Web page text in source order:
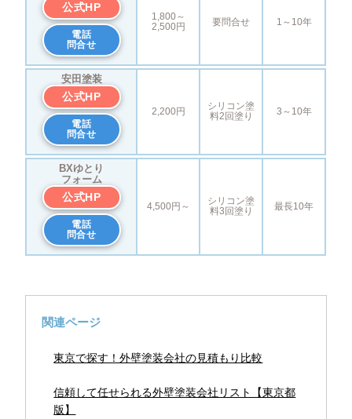
公式HP
電話
問合せ
1,800～
2,500円
要問合せ 1～10年
安田塗装
公式HP
電話
問合せ
2,200円
シリコン塗
料2回塗り
3～10年
BXゆとり
フォーム
公式HP
電話
問合せ
4,500円～
シリコン塗
料3回塗り
最長10年
関連ページ
東京で探す！外壁塗装会社の見積もり比較
信頼して任せられる外壁塗装会社リスト【東京都
版】